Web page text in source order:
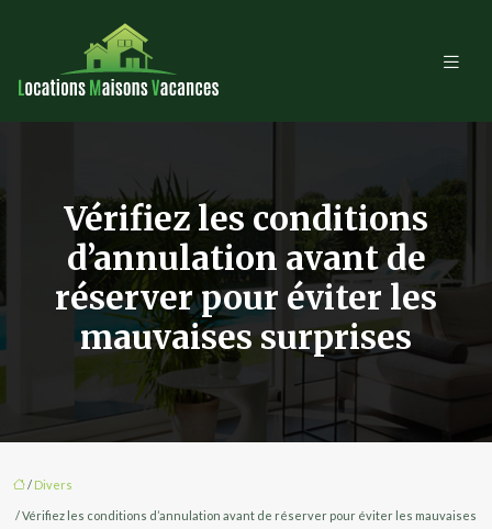
Vérifiez les conditions
d’annulation avant de
réserver pour éviter les
mauvaises surprises
/ Divers
/ Vérifiez les conditions d’annulation avant de réserver pour éviter les mauvaises